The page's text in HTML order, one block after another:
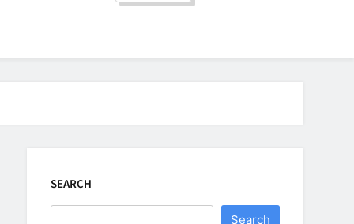
SEARCH
Search